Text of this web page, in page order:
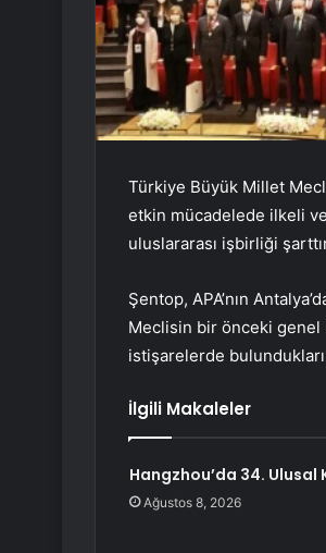
Türkiye Büyük Millet
etkin mücadelede ilkeli
uluslararası işbirliği
Şentop, APA’nın
Meclisin bir önceki genel
istişarelerde
İlgili Makaleler
Hangzhou’da 34. Ulusal
Ağustos 8, 2026